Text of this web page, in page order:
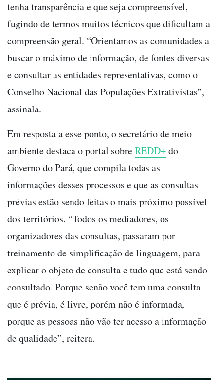
tenha transparência e que seja compreensível,
fugindo de termos muitos técnicos que dificultam a
compreensão geral. “Orientamos as comunidades a
buscar o máximo de informação, de fontes diversas
e consultar as entidades representativas, como o
Conselho Nacional das Populações Extrativistas”,
assinala.
Em resposta a esse ponto, o secretário de meio
ambiente destaca o portal sobreREDD+do
Governo do Pará, que compila todas as
informações desses processos e que as consultas
prévias estão sendo feitas o mais próximo possível
dos territórios. “Todos os mediadores, os
organizadores das consultas, passaram por
treinamento de simplificação de linguagem, para
explicar o objeto de consulta e tudo que está sendo
consultado. Porque senão você tem uma consulta
que é prévia, é livre, porém não é informada,
porque as pessoas não vão ter acesso a informação
de qualidade”, reitera.